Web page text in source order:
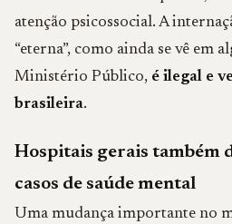
atenção psicossocial. A
“eterna”, como ainda se vê em
Ministério Público, é ilegal e
brasileira.
Hospitais gerais também
casos de saúde mental
Uma mudança importante no